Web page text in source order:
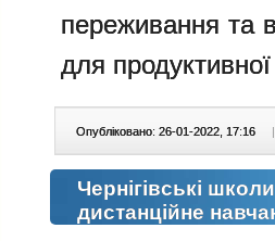
переживання та
для продуктивної
Опубліковано: 26-01-2022, 17:16 |
Чернігівські
дистанційне